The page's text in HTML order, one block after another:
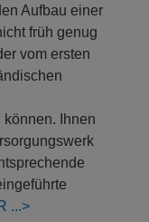
Aufbau einer
früh genug
vom ersten
Ihnen